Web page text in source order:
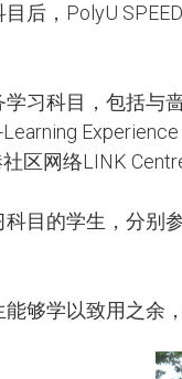
后，PolyU
习科目，包括与
Learning
区网络LINK
目的学生，分别
够学以致用之余